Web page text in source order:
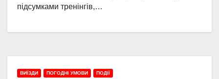
підсумками тренінгів,…
ВИЇЗДИ ПОГОДНІ УМОВИ ПОДІЇ